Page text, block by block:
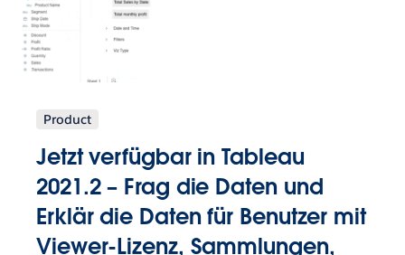
Product
Jetzt verfügbar in Tableau
2021.2 – Frag die Daten und
Erklär die Daten für Benutzer mit
Viewer-Lizenz, Sammlungen,